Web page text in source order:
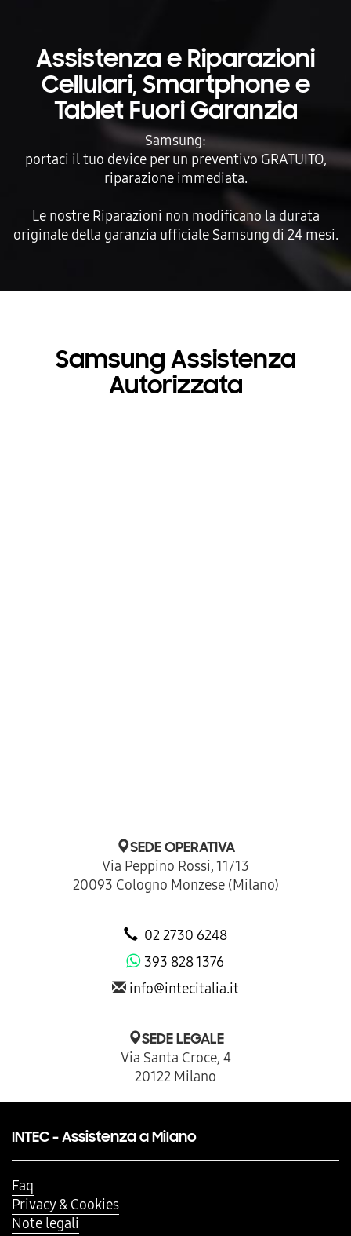
Assistenza e Riparazioni
Cellulari, Smartphone e
Tablet Fuori Garanzia
Samsung:
portaci il tuo device per un preventivo GRATUITO,
riparazione immediata.
Le nostre Riparazioni non modificano la durata
originale della garanzia ufficiale Samsung di 24 mesi.
Samsung Assistenza
Autorizzata
SEDE OPERATIVA
Via Peppino Rossi, 11/13
20093 Cologno Monzese (Milano)
02 2730 6248
393 828 1376
info@intecitalia.it
SEDE LEGALE
Via Santa Croce, 4
20122 Milano
INTEC - Assistenza a Milano
Faq
Privacy & Cookies
Note legali